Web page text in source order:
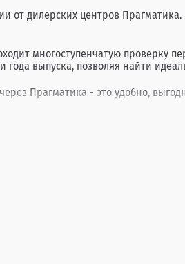
от дилерских центров
многоступенчатую проверку
выпуска, позволяя найти
Прагматика - это удобно,